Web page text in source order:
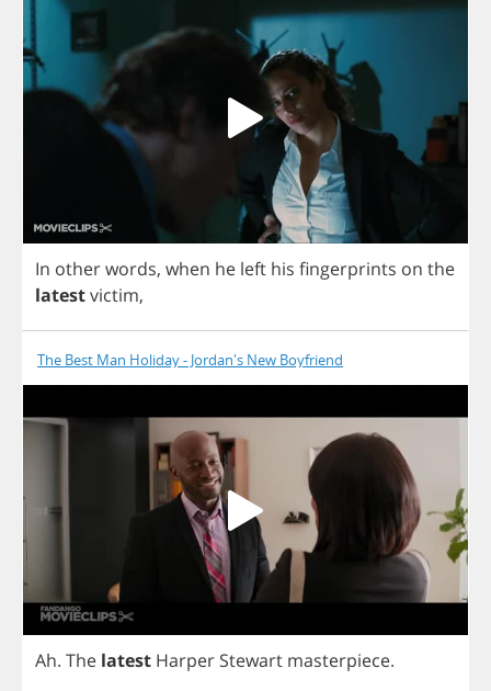
In otherwords, when he left his fingerprints on the
latestvictim,
The Best Man Holiday - Jordan's New Boyfriend
Ah. The latest Harper Stewart masterpiece.